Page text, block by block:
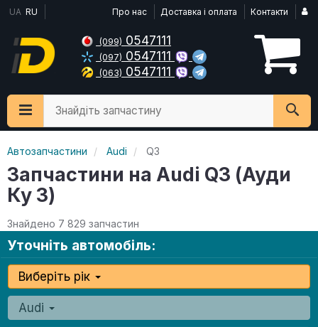
UA RU Про нас Доставка і оплата Контакти
(099) 0547111
(097) 0547111
(063) 0547111
Знайдіть запчастину
Автозапчастини Audi Q3
Запчастини на Audi Q3 (Ауди
Ку 3)
Знайдено 7 829 запчастин
Уточніть автомобіль:
Виберіть рік
Audi